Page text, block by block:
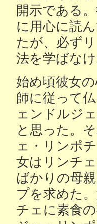
開示である
に用心に読
たが、必ず
法を学ばな
始め頃彼女
師に従って
ェンドルジ
と思った。
ェ・リンポ
女はリンチ
ばかりの母
プを求めた
チェに素食